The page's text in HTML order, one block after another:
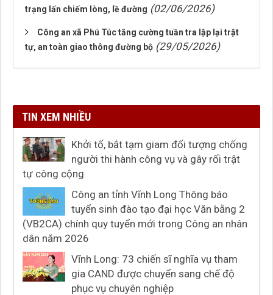
trạng lấn chiếm lòng, lề đường (02/06/2026)
Công an xã Phú Túc tăng cường tuần tra lập lại trật
tự, an toàn giao thông đường bộ (29/05/2026)
TIN XEM NHIỀU
Khởi tố, bắt tạm giam đối tượng chống
người thi hành công vụ và gây rối trật
tự công cộng
Công an tỉnh Vĩnh Long Thông báo
tuyển sinh đào tạo đại học Văn bằng 2
(VB2CA) chính quy tuyển mới trong Công an nhân
dân năm 2026
Vĩnh Long: 73 chiến sĩ nghĩa vụ tham
gia CAND được chuyển sang chế độ
phục vụ chuyên nghiệp